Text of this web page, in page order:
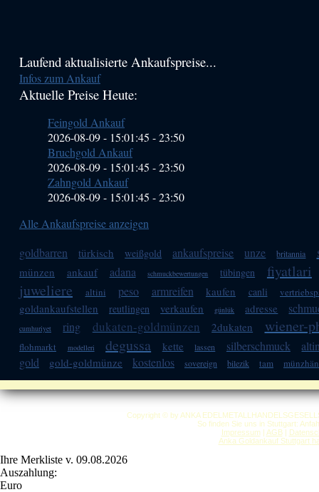
Haupt-
Sidebar
Laufend aktualisierte Ankaufspreise...
Infos zum Ankauf
Aktuelle Preise Heute:
Feingold Ankauf
2026-08-09 - 15:01:45 -23:50
Bruchgold Ankauf
2026-08-09 - 15:01:45 -23:50
Zahngold Ankauf
2026-08-09 - 15:01:45 -23:50
Alle Ankaufspreise anzeigen
goldbarren
türkisch weißgold ankaufspreise unze britannia
münzen ankauf adana schmuckbewertungen tübingen
fiyatlari
juweliere
altini peso armreifen kaufen canli
goldankaufstellen reutlingen verkaufen günlük adresse
cumhuriyet ring dukaten-goldmünzen 2dukaten wiener-
flohmarkt modelleri degussa kette lassen silberschmuck
gold
gold-goldmünze kostenlos sovereign bilezik tam
Copyright © by ANKA
So finden Sie uns in Stuttgart:
Impressum| AGB|
Anka Goldankauf Stuttgart
Ihre Merkliste v. 09.08.2026
Auszahlung:
Euro